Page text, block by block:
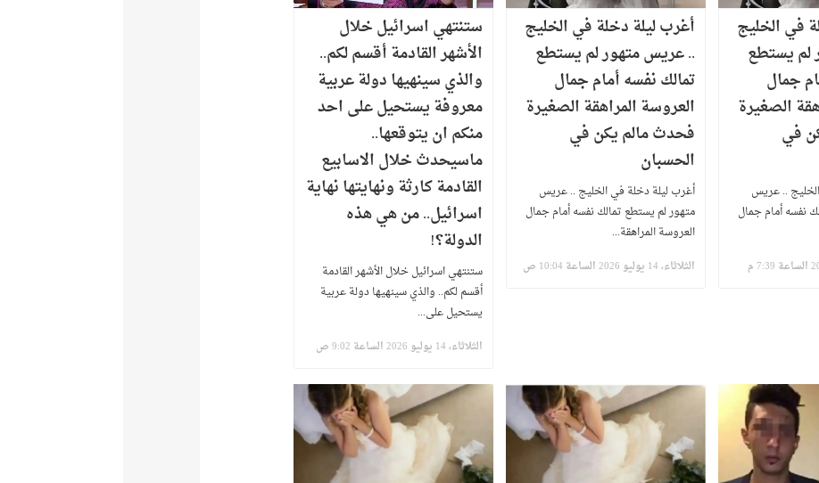
في الخليج
لم يستطع
جمال
الصغيرة
في
.. عريس
نفسه أمام جمال
أغرب ليلة دخلة في الخليج
.. عريس متهور لم يستطع
تمالك نفسه أمام جمال
العروسة المراهقة الصغيرة
فحدث مالم يكن في
الحسبان
أغرب ليلة دخلة في الخليج .. عريس
متهور لم يستطع تمالك نفسه أمام جمال
العروسة المراهقة...
الثلاثاء، 14 يوليو 2026 الساعة 10:04 ص
ستنتهي اسرائيل خلال
الأشهر القادمة أقسم لكم..
والذي سينهيها دولة عربية
معروفة يستحيل على احد
منكم ان يتوقعها..
ماسيحدث خلال الاسابيع
القادمة كارثة ونهايتها نهاية
اسرائيل.. من هي هذه
الدولة؟!
ستنتهي اسرائيل خلال الأشهر القادمة
أقسم لكم.. والذي سينهيها دولة عربية
يستحيل على...
الثلاثاء، 14 يوليو 2026 الساعة 9:02 ص